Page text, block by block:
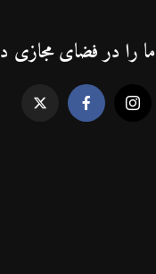
ما را در فضای مجازی